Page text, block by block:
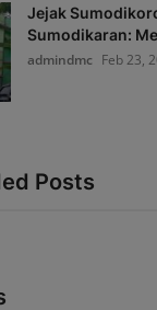
Jejak
Sumodikaran:
admindmc Feb 23,
Posts